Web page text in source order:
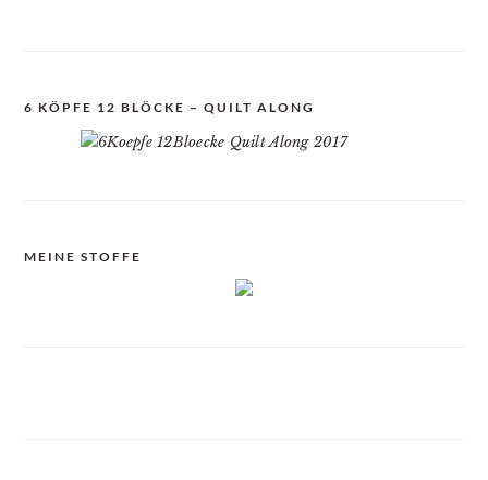
6 KÖPFE 12 BLÖCKE – QUILT ALONG
MEINE STOFFE